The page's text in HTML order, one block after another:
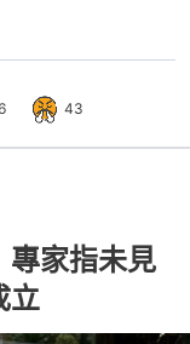
43
家指未見
立